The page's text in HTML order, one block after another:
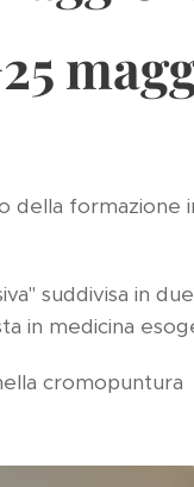
della formazione
suddivisa in
in medicina
cromopuntura